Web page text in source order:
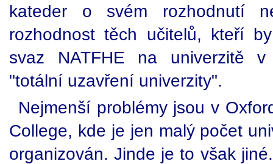
kateder o svém rozhodnutí
rozhodnost těch učitelů, kteří
svaz NATFHE na univerzitě
"totální uzavření univerzity".
Nejmenší problémy jsou v
College, kde je jen malý počet
organizován. Jinde je to však